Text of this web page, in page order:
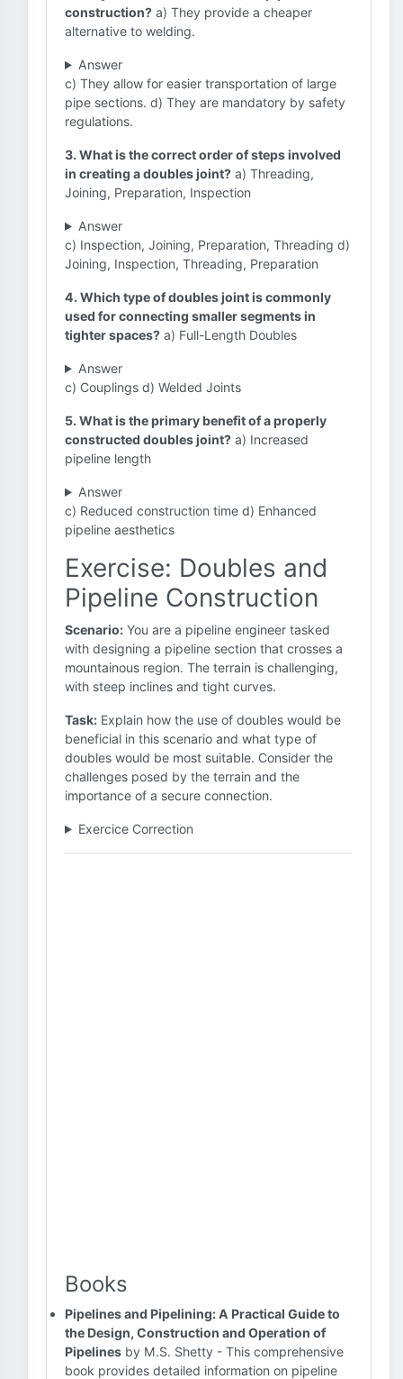
construction? a) They provide a cheaper
alternative to welding.
Answer
c) They allow for easier transportation of large
pipe sections. d) They are mandatory by safety
regulations.
3. What is the correct order of steps involved
in creating a doubles joint? a) Threading,
Joining, Preparation, Inspection
Answer
c) Inspection, Joining, Preparation, Threading d)
Joining, Inspection, Threading, Preparation
4. Which type of doubles joint is commonly
used for connecting smaller segments in
tighter spaces? a) Full-Length Doubles
Answer
c) Couplings d) Welded Joints
5. What is the primary benefit of a properly
constructed doubles joint? a) Increased
pipeline length
Answer
c) Reduced construction time d) Enhanced
pipeline aesthetics
Exercise: Doubles and
Pipeline Construction
Scenario: You are a pipeline engineer tasked
with designing a pipeline section that crosses a
mountainous region. The terrain is challenging,
with steep inclines and tight curves.
Task: Explain how the use of doubles would be
beneficial in this scenario and what type of
doubles would be most suitable. Consider the
challenges posed by the terrain and the
importance of a secure connection.
Exercice Correction
Books
Pipelines and Pipelining: A Practical Guide to
the Design, Construction and Operation of
Pipelines by M.S. Shetty - This comprehensive
book provides detailed information on pipeline